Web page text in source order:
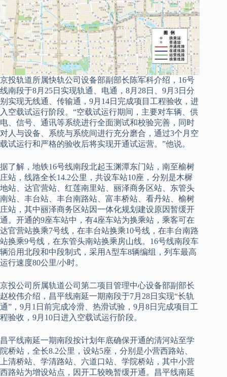
京投轨道所属快轨公司设备部副部长陈军科介绍，16号
线南段于8月25日实现轨通、电通，8月28日、9月3日分
别实现无线通、传输通，9月14日完成项目工程验收，进
入空载试运行阶段。“空载试运行期间，主要对车辆、供
电、信号、通讯等系统进行全面测试和校验完善，同时
对人与设备、系统与系统间进行充分磨合，通过3个月空
载试运行和严格的验收后将实现开通试运营。”他说。
据了解，地铁16号线南段北起玉渊潭东门站，南至榆树
庄站，线路全长14.2公里，共设车站10座，分别是木樨
地站、达官营站、红莲南里站、丽泽商务区站、东管头
南站、丰台站、丰台南路站、富丰桥站、看丹站、榆树
庄站，其中丽泽商务区站因一体化规划建设原因暂缓开
通。开通的9座车站中，有4座车站为换乘站，乘客可在
达官营站换乘7号线，在丰台站换乘10号线，在丰台南路
站换乘9号线，在东管头南站换乘房山线。16号线南段车
辆沿用北段和中段制式，采用A型车8辆编组，列车最高
运行速度80公里/小时。
京投公司所属轨道公司第二项目管理中心设备部副部长
赵校伟介绍，昌平线南延一期南段于7月28日实现“长轨
通”，9月1日前完成冷滑、热滑试验，9月8日完成项目工
程验收，9月10日进入空载试运行阶段。
昌平线南延一期南段按计划年底确保开通的清河站至学
院桥站，全长8.2公里，设站5座，分别是小营西路站、
上清桥站、学清路站、六道口站、学院桥站，其中小营
西路站为增设站点，因开工较晚暂缓开通。昌平线南延